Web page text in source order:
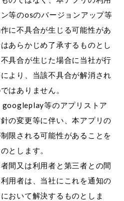
等のosのバージョンアップ等
に不具合が生じる可能性があ
あらかじめ了承するものとし
具合が生じた場合に当社が行
より、当該不具合が解消され
はありません。
等のアプリストア
の変更等に伴い、本アプリの
限される可能性があることを
とします。
間又は利用者と第三者との間
用者は、当社にこれを通知の
おいて解決するものとしま